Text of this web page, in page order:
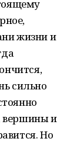
жизни и
сильно
вершины и
Но